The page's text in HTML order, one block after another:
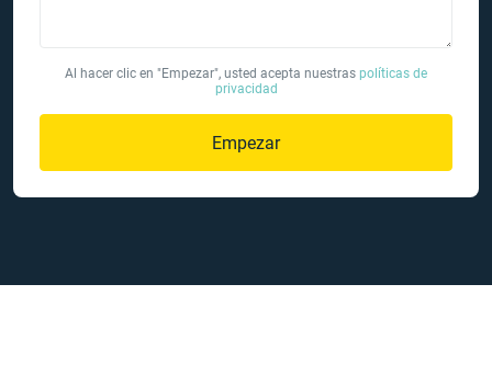
Al hacer clic en "Empezar", usted acepta nuestras políticas de
privacidad
Empezar